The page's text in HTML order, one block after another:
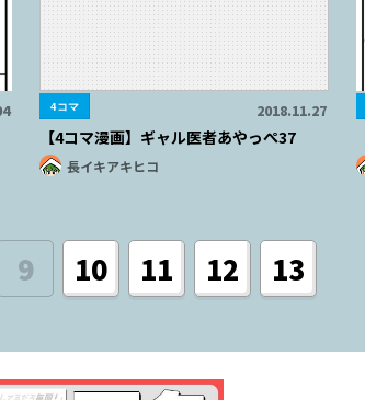
4コマ 2018.11.27
【4コマ漫画】ギャル医者あやっぺ37
長イキアキヒコ
9 10 11 12 13